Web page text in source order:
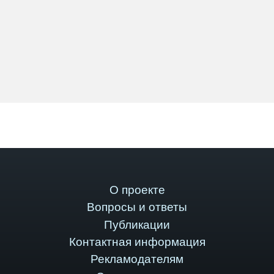
О проекте
Вопросы и ответы
Публикации
Контактная информация
Рекламодателям